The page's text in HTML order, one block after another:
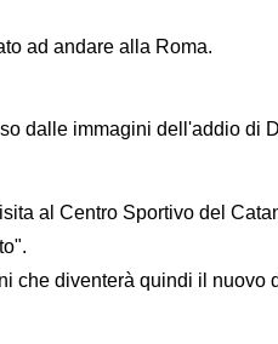
ad andare alla Roma.
dalle immagini dell'addio di
al Centro Sportivo del
che diventerà quindi il nuovo